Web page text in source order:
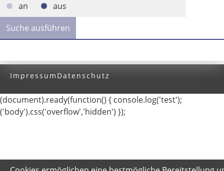
an
aus
Impressum Datenschutz
(document).ready(function() { console.log('test');
('body').css('overflow','hidden') });